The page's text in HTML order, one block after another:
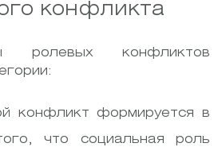
конфликта
ролевых конфликтов
конфликт формируется в
что социальная роль